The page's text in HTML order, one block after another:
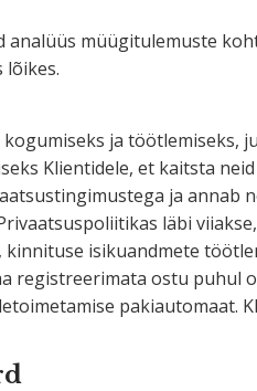
müügi­tu­le­muste
ja töötle­miseks,
Klien­tidele, et kaitsta
ja
läbi
isiku­andmete
regist­ree­rimata ostu
pakiau­tomaat.